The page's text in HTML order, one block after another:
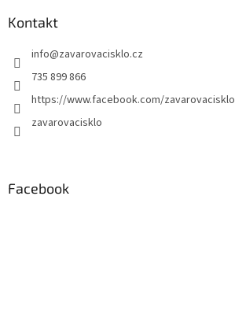
Kontakt
info@zavarovacisklo.cz
735 899 866
https://www.facebook.com/zavarovacisklo
zavarovacisklo
Facebook